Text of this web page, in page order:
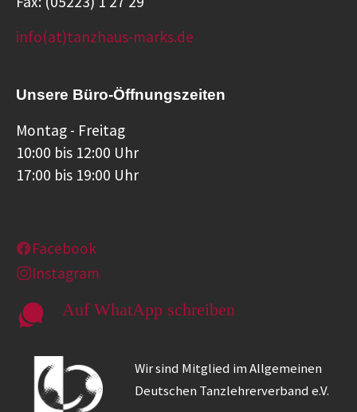
info(at)tanzhaus-marks.de
Unsere Büro-Öffnungszeiten
Montag - Freitag
10:00 bis 12:00 Uhr
17:00 bis 19:00 Uhr
Facebook
Instagram
Auf WhatApp schreiben
Wir sind Mitglied im Allgemeinen
Deutschen Tanzlehrerverband e.V.